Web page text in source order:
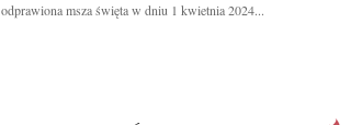
odprawiona msza święta w dniu 1 kwietnia 2024...